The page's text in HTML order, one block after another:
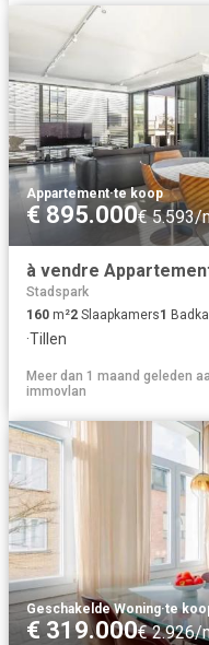
Appartement·te koop
€ 895.000€ 5.593/
Stadspark
160 m²2 Slaapkamers1
·Tillen
Meer dan 1 maand geleden
immovlan
Geschakelde Woning·te
€ 319.000€ 2.926/